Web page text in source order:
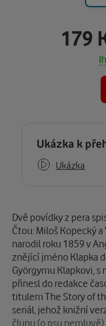
179
Ukázka k
Ukázka
Popis
Dvě povídky z pera
Čtou: Miloš Kopecký a
narodil roku 1859 v
znějící jméno Klapka
Györgymu Klapkovi, s
přinesl do redakce
titulem The Story of
seriál, jehož knižní
člunu (o psu